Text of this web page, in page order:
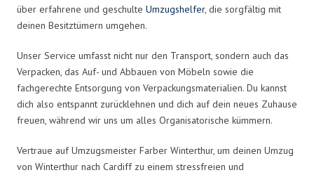
über erfahrene und geschulte Umzugshelfer, die sorgfältig mit
deinen Besitztümern umgehen.
Unser Service umfasst nicht nur den Transport, sondern auch das
Verpacken, das Auf- und Abbauen von Möbeln sowie die
fachgerechte Entsorgung von Verpackungsmaterialien. Du kannst
dich also entspannt zurücklehnen und dich auf dein neues Zuhause
freuen, während wir uns um alles Organisatorische kümmern.
Vertraue auf Umzugsmeister Farber Winterthur, um deinen Umzug
von Winterthur nach Cardiff zu einem stressfreien und